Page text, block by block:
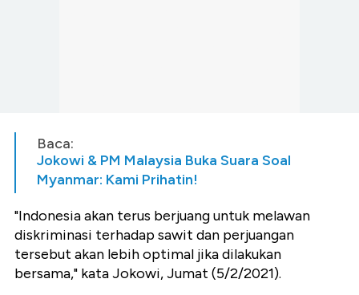
Baca:
Jokowi & PM Malaysia Buka Suara Soal
Myanmar: Kami Prihatin!
"Indonesia akan terus berjuang untuk melawan
diskriminasi terhadap sawit dan perjuangan
tersebut akan lebih optimal jika dilakukan
bersama," kata Jokowi, Jumat (5/2/2021).